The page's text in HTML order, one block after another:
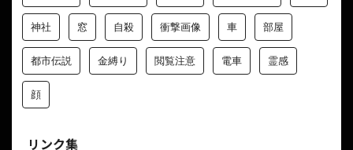
神社 窓 自殺 衝撃画像 車 部屋
都市伝説 金縛り 閲覧注意 電車 霊感
顔
リンク集